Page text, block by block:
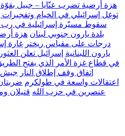
هزة أرضية تضرب عنّايا – جبيل بقوّة 2.8 درجات على مقياس ريختر
توغل إسرائيلي في الخيام
سقوط مسيّرة إسرائيلية في رب
بلدة يارون جنوبي لبنان
درجات على مقياس ريختر غارة
يارون اللبنانية إسرائيل تعلن
في قطاع غزة الأمر الذي يفتح
اتفاق وقف إطلاق النار جيش
اعتقالات واسعة في طولكرم
عنصرين في حزب الله